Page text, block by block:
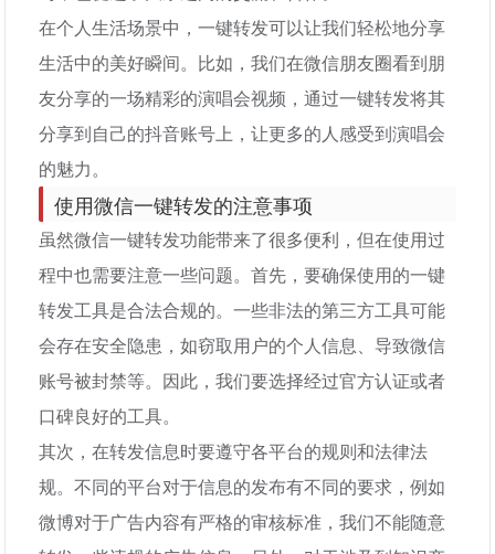
在个人生活场景中，一键转发可以让我们轻松地分享
生活中的美好瞬间。比如，我们在微信朋友圈看到朋
友分享的一场精彩的演唱会视频，通过一键转发将其
分享到自己的抖音账号上，让更多的人感受到演唱会
的魅力。
使用微信一键转发的注意事项
虽然微信一键转发功能带来了很多便利，但在使用过
程中也需要注意一些问题。首先，要确保使用的一键
转发工具是合法合规的。一些非法的第三方工具可能
会存在安全隐患，如窃取用户的个人信息、导致微信
账号被封禁等。因此，我们要选择经过官方认证或者
口碑良好的工具。
其次，在转发信息时要遵守各平台的规则和法律法
规。不同的平台对于信息的发布有不同的要求，例如
微博对于广告内容有严格的审核标准，我们不能随意